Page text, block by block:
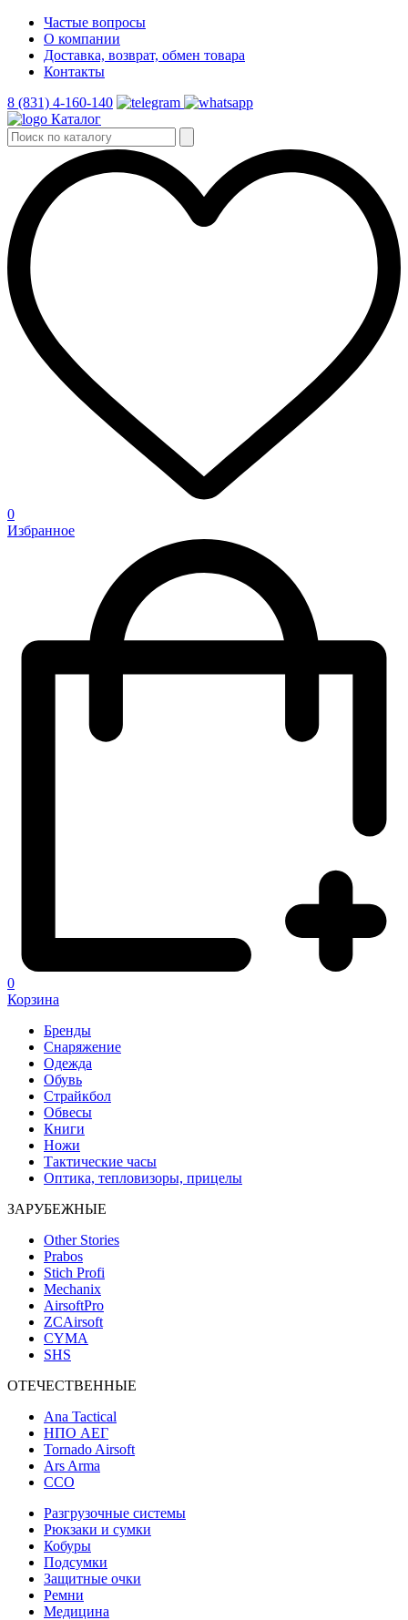
Частые вопросы
О компании
Доставка, возврат, обмен товара
Контакты
8 (831) 4-160-140
Каталог
0
Избранное
0
Корзина
Бренды
Снаряжение
Одежда
Обувь
Страйкбол
Обвесы
Книги
Ножи
Тактические часы
Оптика, тепловизоры, прицелы
ЗАРУБЕЖНЫЕ
Other Stories
Prabos
Stich Profi
Mechanix
AirsoftPro
ZCAirsoft
CYMA
SHS
ОТЕЧЕСТВЕННЫЕ
Ana Tactical
НПО АЕГ
Tornado Airsoft
Ars Arma
ССО
Разгрузочные системы
Рюкзаки и сумки
Кобуры
Подсумки
Защитные очки
Ремни
Медицина